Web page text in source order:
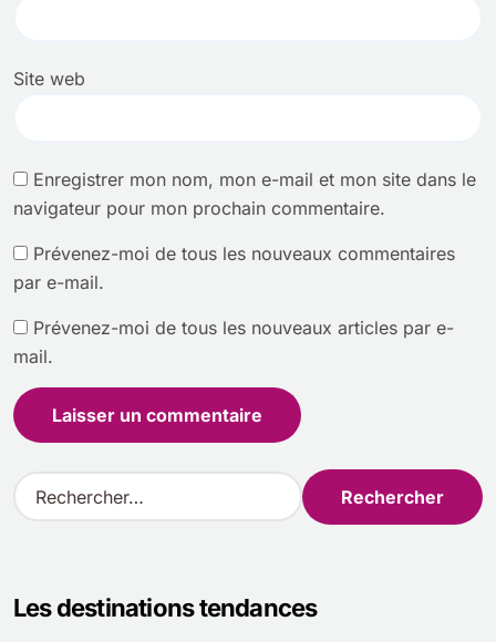
Site web
Enregistrer mon nom, mon e-mail et mon site dans le
navigateur pour mon prochain commentaire.
Prévenez-moi de tous les nouveaux commentaires
par e-mail.
Prévenez-moi de tous les nouveaux articles par e-
mail.
R
e
rLes destinations tendances